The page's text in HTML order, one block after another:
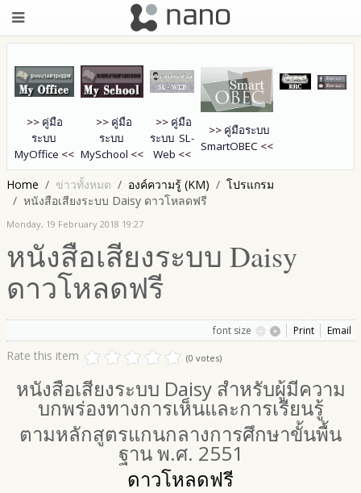
>> คู่มือ
ระบบ
MyOffice <<
>> คู่มือ
ระบบ
MySchool <<
>> คู่มือ
ระบบ SL-
Web <<
>> คู่มือระบบ
SmartOBEC <<
Home ข่าวทั้งหมด องค์ความรู้ (KM)
โปรแกรม
หนังสือเสียงระบบ Daisy ดาวโหลดฟรี
Monday, 19 February 2018 19:27
หนังสือเสียงระบบ Daisy
ดาวโหลดฟรี
font size Print Email
Rate this item (0 votes)
หนังสือเสียงระบบ Daisy สำหรับผู้มีความ
บกพร่องทางการเห็นและการเรียนรู้
ตามหลักสูตรแกนกลางการศึกษาขั้นพื้น
ฐาน พ.ศ. 2551
ดาวโหลดฟรี